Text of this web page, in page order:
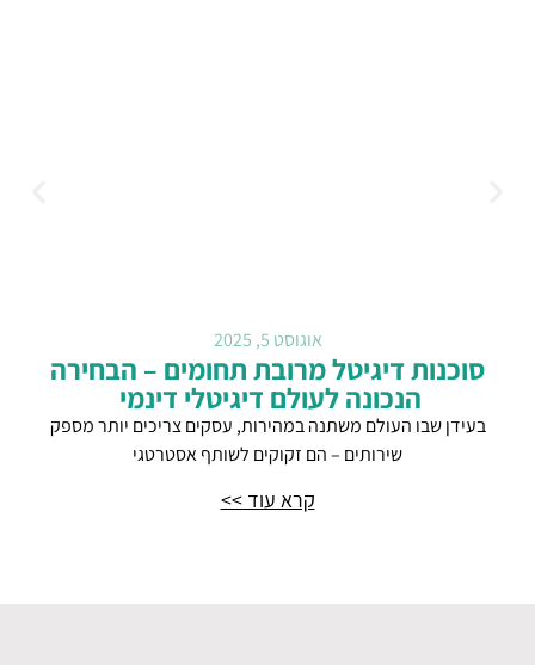
אוגוסט 5, 2025
סוכנות דיגיטל מרובת תחומים – הבחירה
הנכונה לעולם דיגיטלי דינמי
בעידן שבו העולם משתנה במהירות, עסקים צריכים יותר מספק
שירותים – הם זקוקים לשותף אסטרטגי
קרא עוד >>